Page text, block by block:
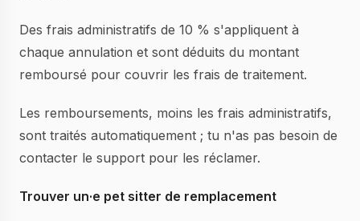
Des frais administratifs de 10 % s'appliquent à
chaque annulation et sont déduits du montant
remboursé pour couvrir les frais de traitement.
Les remboursements, moins les frais administratifs,
sont traités automatiquement ; tu n'as pas besoin de
contacter le support pour les réclamer.
Trouver un·e pet sitter de remplacement